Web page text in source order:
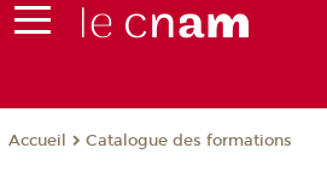
Accueil Catalogue des formations